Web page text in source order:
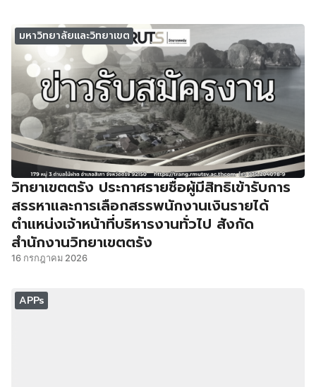
มหาวิทยาลัยและวิทยาเขต
วิทยาเขตตรัง ประกาศรายชื่อผู้มีสิทธิเข้ารับการ
สรรหาและการเลือกสรรพนักงานเงินรายได้
ตำแหน่งเจ้าหน้าที่บริหารงานทั่วไป สังกัด
สำนักงานวิทยาเขตตรัง
16 กรกฎาคม 2026
APPs